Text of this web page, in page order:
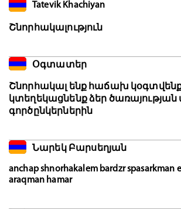
Tatevik Khachiyan
Շնորհակալություն
Օգտատեր
Շնորհակալ ենք հաճախ
կտեղեկացնենք ձեր ծառայության
գործընկերներին
Նարեկ Բարսեղյան
anchap shnorhakalem bardzr spasarkman
araqman hamar